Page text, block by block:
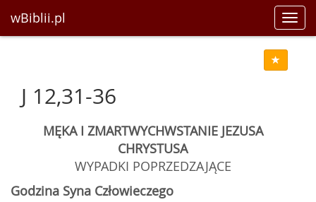
wBiblii.pl
J 12,31-36
MĘKA I ZMARTWYCHWSTANIE JEZUSA
CHRYSTUSA
WYPADKI POPRZEDZAJĄCE
Godzina Syna Człowieczego